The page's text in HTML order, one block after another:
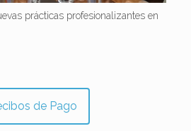
prácticas profesionalizantes en
de Pago